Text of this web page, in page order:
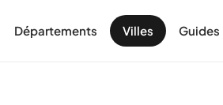
Départements Villes Guides